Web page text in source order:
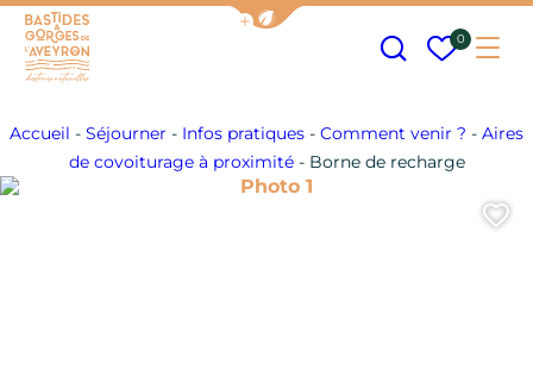
Afficher la barre de navigation
Mes
0
Accueil - Séjourner - Infos pratiques - Comment venir ? - Aires
de covoiturage à proximité- Borne de recharge
Photo 1